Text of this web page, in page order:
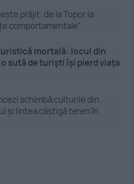
prăjit: de la Topor la
comportamentale”
mortală: locul din
sută de turiști își pierd viața
schimbă culturile din
și lintea câștigă teren în